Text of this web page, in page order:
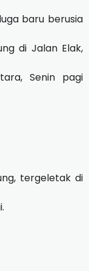
baru berusia
di Jalan Elak,
Senin pagi
tergeletak di